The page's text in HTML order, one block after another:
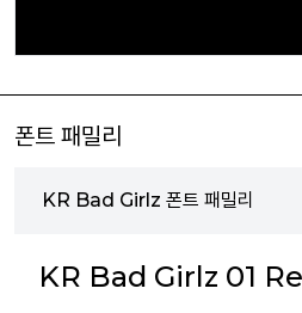
폰트 패밀리
KR Bad Girlz 폰트 패밀리
KR Bad Girlz 01